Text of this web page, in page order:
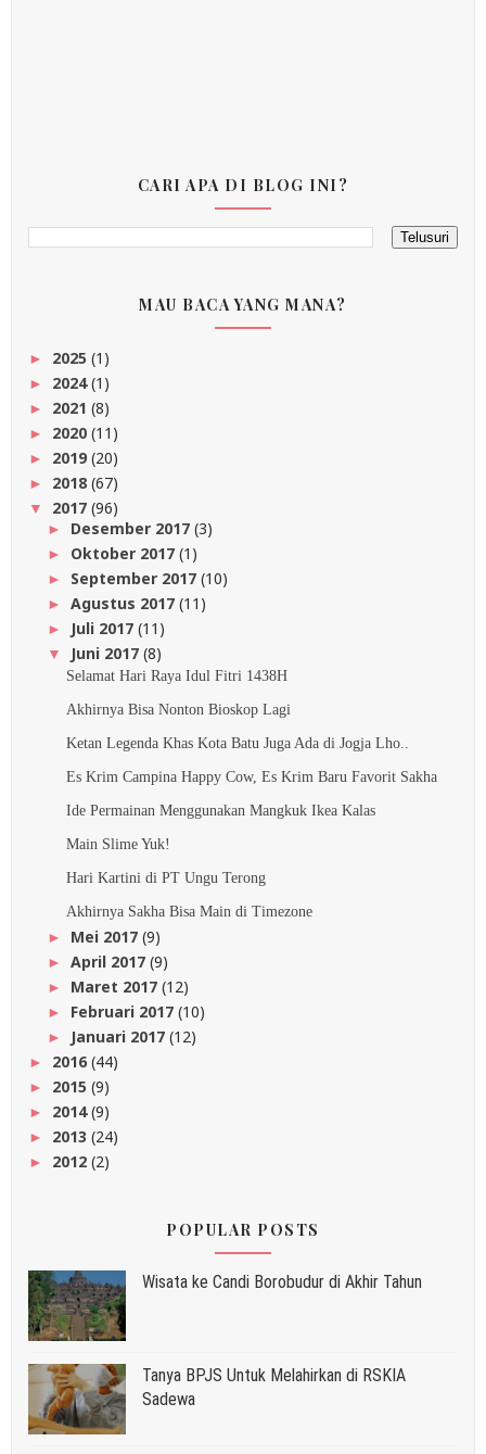
CARI APA DI BLOG INI?
MAU BACA YANG MANA?
► 2025 (1)
► 2024(1)
► 2021 (8)
► 2020 (11)
► 2019(20)
► 2018 (67)
▼ 2017 (96)
► Desember 2017 (3)
► Oktober 2017 (1)
► September 2017 (10)
► Agustus 2017 (11)
► Juli 2017 (11)
▼ Juni 2017 (8)
Selamat Hari Raya Idul Fitri 1438H
Akhirnya Bisa Nonton Bioskop Lagi
Ketan Legenda Khas Kota Batu Juga Ada di Jogja Lho..
Es Krim Campina Happy Cow, Es Krim Baru Favorit Sakha
Ide Permainan Menggunakan Mangkuk Ikea Kalas
Main Slime Yuk!
Hari Kartini di PT Ungu Terong
Akhirnya Sakha Bisa Main di Timezone
► Mei 2017 (9)
► April 2017 (9)
► Maret 2017 (12)
► Februari 2017 (10)
► Januari 2017 (12)
► 2016(44)
► 2015 (9)
► 2014(9)
► 2013 (24)
► 2012 (2)
POPULAR POSTS
Wisata ke Candi Borobudur di Akhir Tahun
Tanya BPJS Untuk Melahirkan di RSKIA
Sadewa